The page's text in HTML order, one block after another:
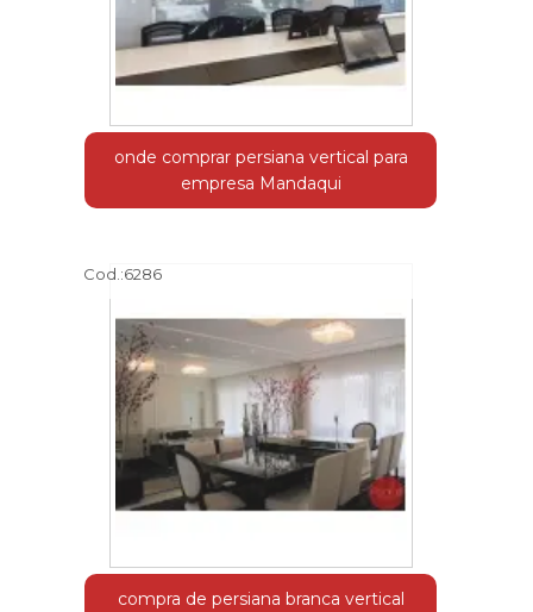
onde comprar persiana vertical para
empresa Mandaqui
Cod.:6286
compra de persiana branca vertical